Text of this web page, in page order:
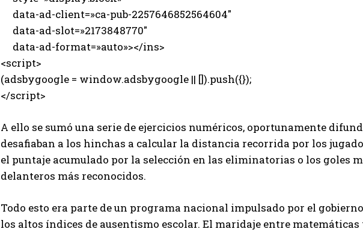
data-ad-client=»ca-pub-2257646852564604″
data-ad-slot=»2173848770″
data-ad-format=»auto»></ins>
<script>
(adsbygoogle = window.adsbygoogle || []).push({});
</script>
A ello se sumó una serie de ejercicios numéricos, oportunamente
desafiaban a los hinchas a calcular la distancia recorrida por los
el puntaje acumulado por la selección en las eliminatorias o los goles
delanteros más reconocidos.
Todo esto era parte de un programa nacional impulsado por el
los altos índices de ausentismo escolar. El maridaje entre matemáticas